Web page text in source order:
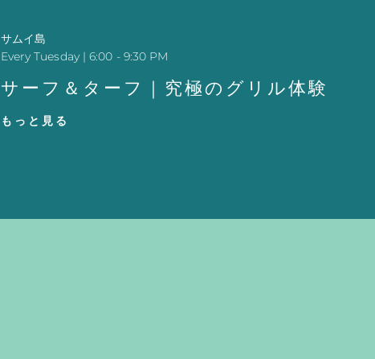
サムイ島
Every Tuesday | 6:00 - 9:30 PM
サーフ＆ターフ｜究極のグリル体験
もっと見る